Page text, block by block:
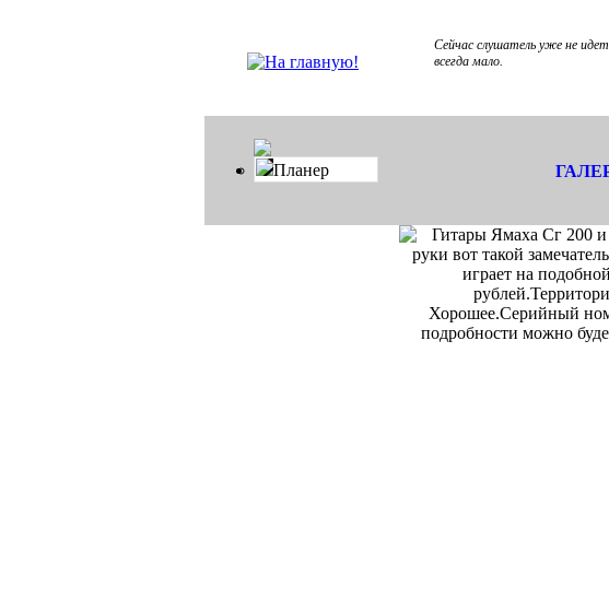
Сейчас слушатель уже не
всегда мало.
Планер